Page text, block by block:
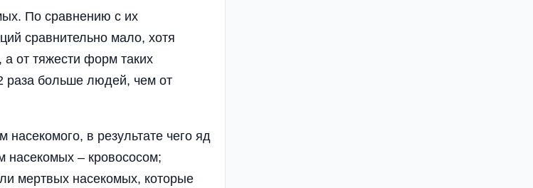
По сравнению с их
сравнительно мало, хотя
а от тяжести форм таких
раза больше людей, чем от
в результате чего яд
насекомых – кровососом;
мертвых насекомых, которые